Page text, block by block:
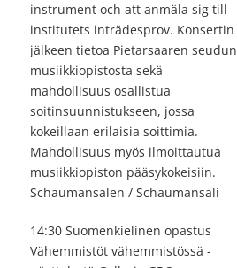
instrument och att anmäla sig till
institutets inträdesprov. Konsertin
jälkeen tietoa Pietarsaaren seudun
musiikkiopistosta sekä
mahdollisuus osallistua
soitinsuunnistukseen, jossa
kokeillaan erilaisia soittimia.
Mahdollisuus myös ilmoittautua
musiikkiopiston pääsykokeisiin.
Schaumansalen / Schaumansali
14:30 Suomenkielinen opastus
Vähemmistöt vähemmistössä -